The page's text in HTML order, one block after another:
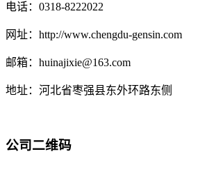
电话：0318-8222022
网址：http://www.chengdu-gensin.com
邮箱：huinajixie@163.com
地址：河北省枣强县东外环路东侧
公司二维码